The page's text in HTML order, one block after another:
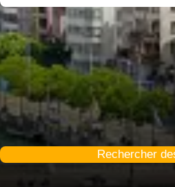
Rechercher